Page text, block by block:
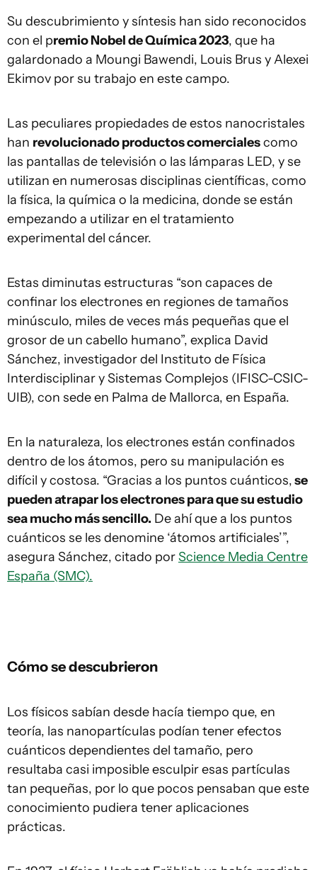
Su descubrimiento y síntesis han sido reconocidos
con el premio Nobel de Química 2023, que ha
galardonado a Moungi Bawendi, Louis Brus y Alexei
Ekimov por su trabajo en este campo.
Las peculiares propiedades de estos nanocristales
han revolucionado productos comercialescomo
las pantallas de televisión o las lámparas LED, y se
utilizan en numerosas disciplinas científicas, como
la física, la química o la medicina, donde se están
empezando a utilizar en el tratamiento
experimental del cáncer.
Estas diminutas estructuras “son capaces de
confinar los electrones en regiones de tamaños
minúsculo, miles de veces más pequeñas que el
grosor de un cabello humano”, explica David
Sánchez, investigador del Instituto de Física
Interdisciplinar y Sistemas Complejos (IFISC-CSIC-
UIB), con sede en Palma de Mallorca, en España.
En la naturaleza, los electrones están confinados
dentro de los átomos, pero su manipulación es
difícil y costosa. “Gracias a los puntos cuánticos,se
pueden atrapar los electrones para que su estudio
sea mucho más sencillo. De ahí que a los puntos
cuánticos se les denomine ‘átomos artificiales’”,
asegura Sánchez, citado porScience Media Centre
España (SMC).
Cómo se descubrieron
Los físicos sabían desde hacía tiempo que, en
teoría, las nanopartículas podían tener efectos
cuánticos dependientes del tamaño, pero
resultaba casi imposible esculpir esas partículas
tan pequeñas, por lo que pocos pensaban que este
conocimiento pudiera tener aplicaciones
prácticas.